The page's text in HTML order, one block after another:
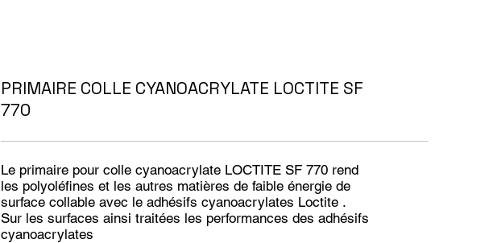
PRIMAIRE COLLE CYANOACRYLATE LOCTITE SF
770
Le primaire pour colle cyanoacrylate LOCTITE SF 770 rend
les polyoléfines et les autres matières de faible énergie de
surface collable avec le adhésifs cyanoacrylates Loctite .
Sur les surfaces ainsi traitées les performances des adhésifs
cyanoacrylates